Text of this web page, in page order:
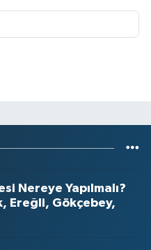
Nereye Yapılmalı?
Ereğli, Gökçebey,